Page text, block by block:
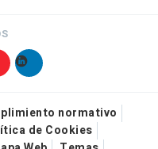
normativo
de Cookies